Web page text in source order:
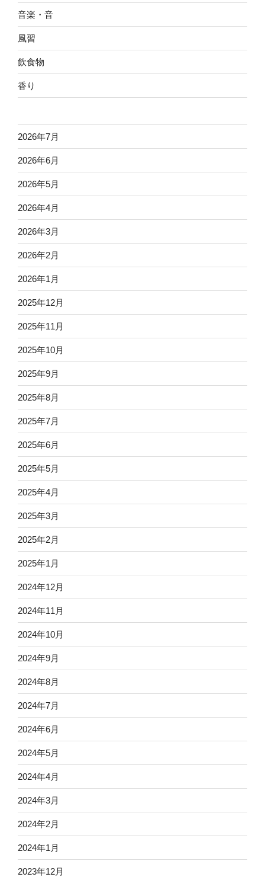
音楽・音
風習
飲食物
香り
2026年7月
2026年6月
2026年5月
2026年4月
2026年3月
2026年2月
2026年1月
2025年12月
2025年11月
2025年10月
2025年9月
2025年8月
2025年7月
2025年6月
2025年5月
2025年4月
2025年3月
2025年2月
2025年1月
2024年12月
2024年11月
2024年10月
2024年9月
2024年8月
2024年7月
2024年6月
2024年5月
2024年4月
2024年3月
2024年2月
2024年1月
2023年12月